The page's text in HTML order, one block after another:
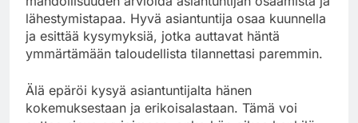
lähestymistapaa. Hyvä asiantuntija osaa kuunnella
ja esittää kysymyksiä, jotka auttavat häntä
ymmärtämään taloudellista tilannettasi paremmin.
Älä epäröi kysyä asiantuntijalta hänen
kokemuksestaan ja erikoisalastaan. Tämä voi